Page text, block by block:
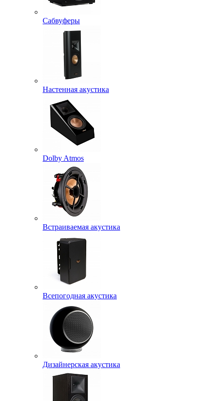
Сабвуферы
Настенная акустика
Dolby Atmos
Встраиваемая акустика
Всепогодная акустика
Дизайнерская акустика